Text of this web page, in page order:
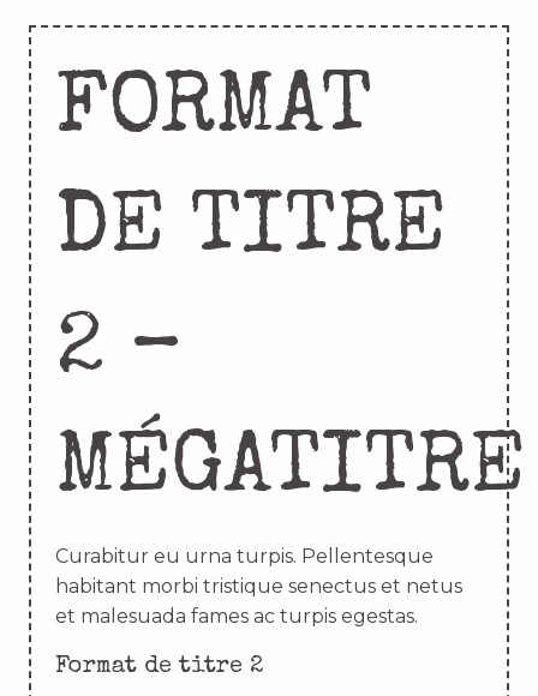
FORMAT
DE TITRE
2 –
MÉGATITRE
Curabitur eu urna turpis. Pellentesque
habitant morbi tristique senectus et netus
et malesuada fames ac turpis egestas.
Format de titre 2